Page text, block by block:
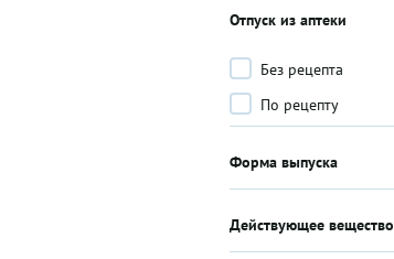
Отпуск из аптеки
Без рецепта
По рецепту
Форма выпуска
Действующее вещество